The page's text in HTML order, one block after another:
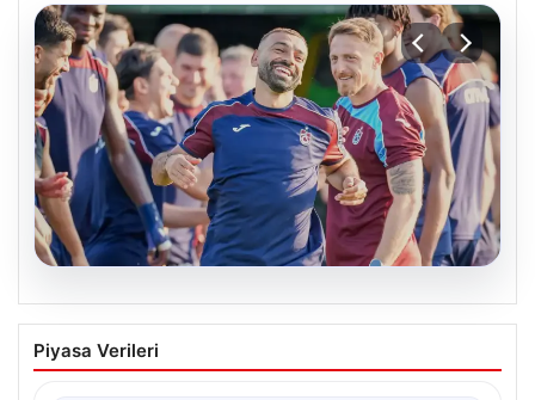
06.08.2026
Mohamed Salah, Trabzonspor’la İlk
Antrenmanına Çıktı
Piyasa Verileri